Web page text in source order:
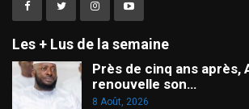
Les + Lus de la semaine
Près de cinq ans après,
renouvelle son…
8 Août, 2026